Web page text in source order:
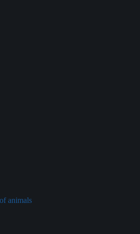
animals